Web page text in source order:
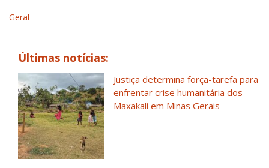
Geral
Últimas notícias:
Justiça determina força-tarefa para
enfrentar crise humanitária dos
Maxakali em Minas Gerais